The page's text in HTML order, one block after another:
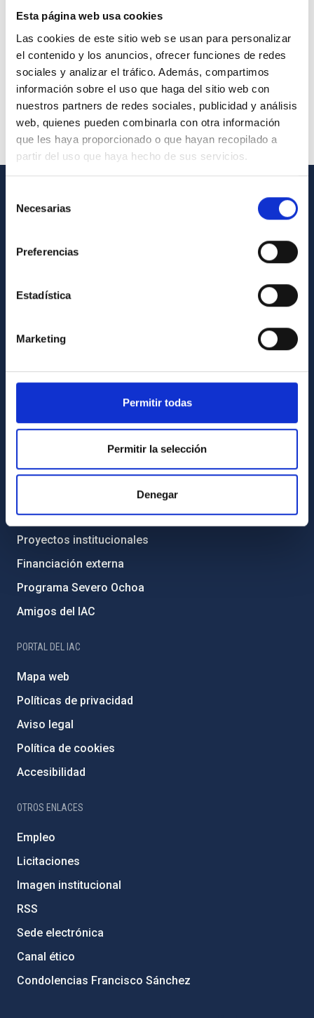
Esta página web usa cookies
Las cookies de este sitio web se usan para personalizar
el contenido y los anuncios, ofrecer funciones de redes
sociales y analizar el tráfico. Además, compartimos
información sobre el uso que haga del sitio web con
nuestros partners de redes sociales, publicidad y análisis
web, quienes pueden combinarla con otra información
que les haya proporcionado o que hayan recopilado a
partir del uso que haya hecho de sus servicios.
Necesarias
Preferencias
Estadística
Marketing
Permitir todas
Permitir la selección
Denegar
INFORMACIÓN GENERAL
Cómo llegar al IAC
Registro general
Transparencia
Código ético y política antifraude
Igualdad y diversidad de género
Medio Ambiente y Sostenibilidad
Proyectos institucionales
Financiación externa
Programa Severo Ochoa
Amigos del IAC
PORTAL DEL IAC
Mapa web
Políticas de privacidad
Aviso legal
Política de cookies
Accesibilidad
OTROS ENLACES
Empleo
Licitaciones
Imagen institucional
RSS
Sede electrónica
Canal ético
Condolencias Francisco Sánchez